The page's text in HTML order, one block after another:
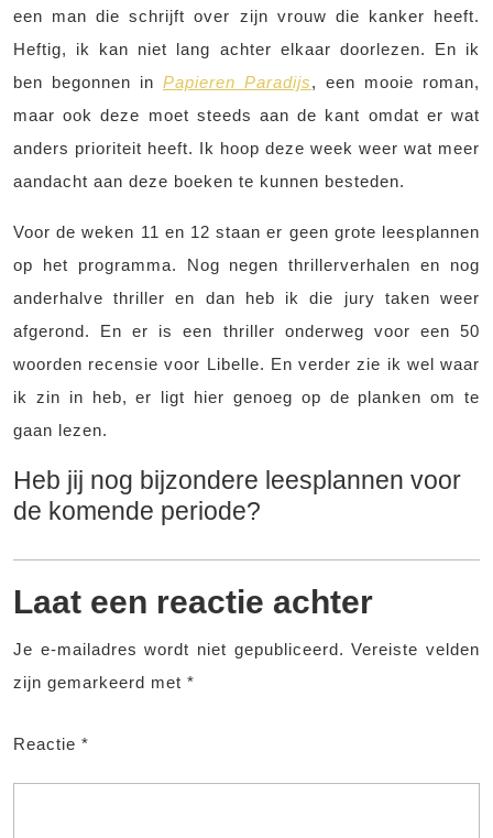
een man die schrijft over zijn vrouw die kanker heeft.
Heftig, ik kan niet lang achter elkaar doorlezen. En ik
ben begonnen in Papieren Paradijs, een mooie roman,
maar ook deze moet steeds aan de kant omdat er wat
anders prioriteit heeft. Ik hoop deze week weer wat meer
aandacht aan deze boeken te kunnen besteden.
Voor de weken 11 en 12 staan er geen grote leesplannen
op het programma. Nog negen thrillerverhalen en nog
anderhalve thriller en dan heb ik die jury taken weer
afgerond. En er is een thriller onderweg voor een 50
woorden recensie voor Libelle. En verder zie ik wel waar
ik zin in heb, er ligt hier genoeg op de planken om te
gaan lezen.
Heb jij nog bijzondere leesplannen voor
de komende periode?
Laat een reactie achter
Je e-mailadres wordt niet gepubliceerd. Vereiste velden
zijn gemarkeerd met *
Reactie *